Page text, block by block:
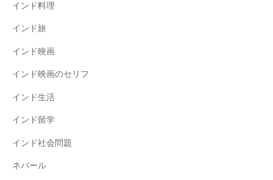
インド料理
インド旅
インド映画
インド映画のセリフ
インド生活
インド留学
インド社会問題
ネパール